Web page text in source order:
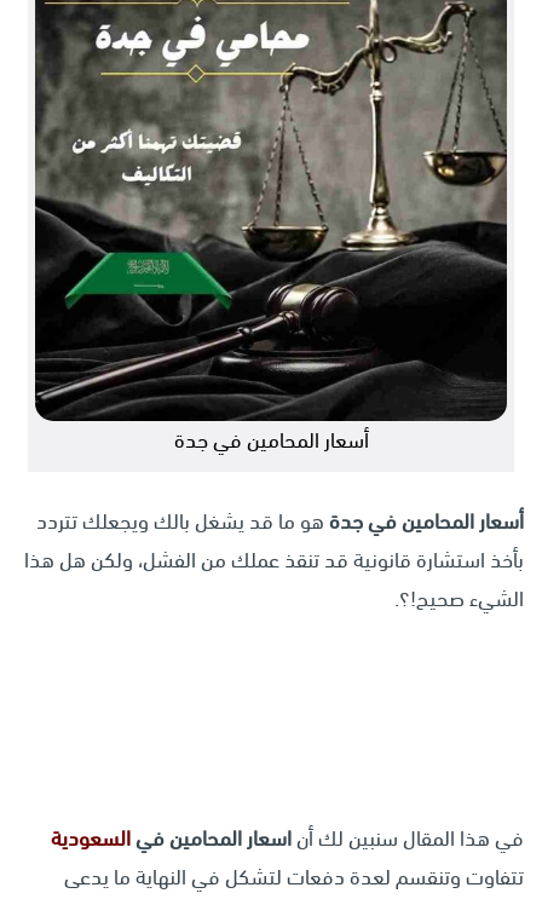
أسعار المحامين في جدة
أسعار المحامين في جدةهو ما قد يشغل بالك ويجعلك تتردد
بأخذ استشارة قانونية قد تنقذ عملك من الفشل، ولكن هل هذا
الشيء صحيح!؟.
في هذا المقال سنبين لك أناسعار المحامين فيالسعودية
تتفاوت وتنقسم لعدة دفعات لتشكل في النهاية ما يدعى